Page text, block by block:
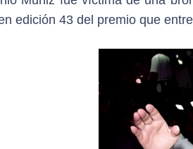
edición 43 del premio que